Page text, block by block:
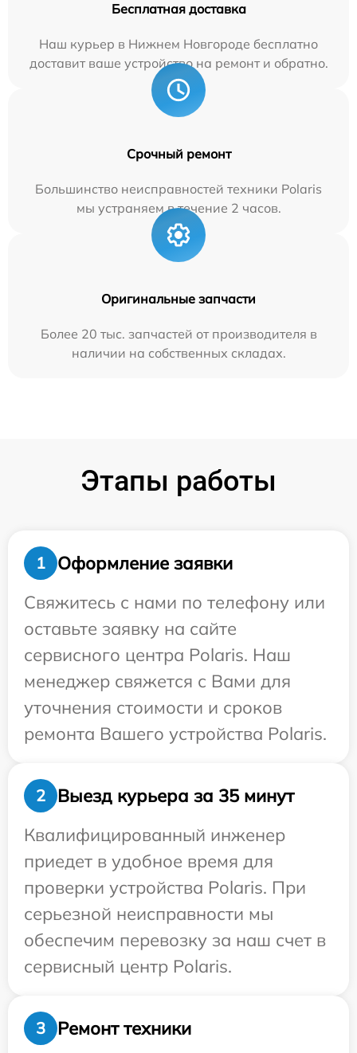
Бесплатная доставка
Наш курьер в Нижнем Новгороде бесплатно
доставит ваше устройство на ремонт и обратно.
Срочный ремонт
Большинство неисправностей техники Polaris
мы устраняем в течение 2 часов.
Оригинальные запчасти
Более 20 тыс. запчастей от производителя в
наличии на собственных складах.
Этапы работы
1
Оформление заявки
Свяжитесь с нами по телефону или
оставьте заявку на сайте
сервисного центра Polaris. Наш
менеджер свяжется с Вами для
уточнения стоимости и сроков
ремонта Вашего устройства Polaris.
2
Выезд курьера за 35 минут
Квалифицированный инженер
приедет в удобное время для
проверки устройства Polaris. При
серьезной неисправности мы
обеспечим перевозку за наш счет в
сервисный центр Polaris.
3 Ремонт техники